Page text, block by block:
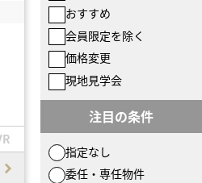
おすすめ
会員限定を除く
価格変更
現地見学会
注目の条件
指定なし
委任・専任物件